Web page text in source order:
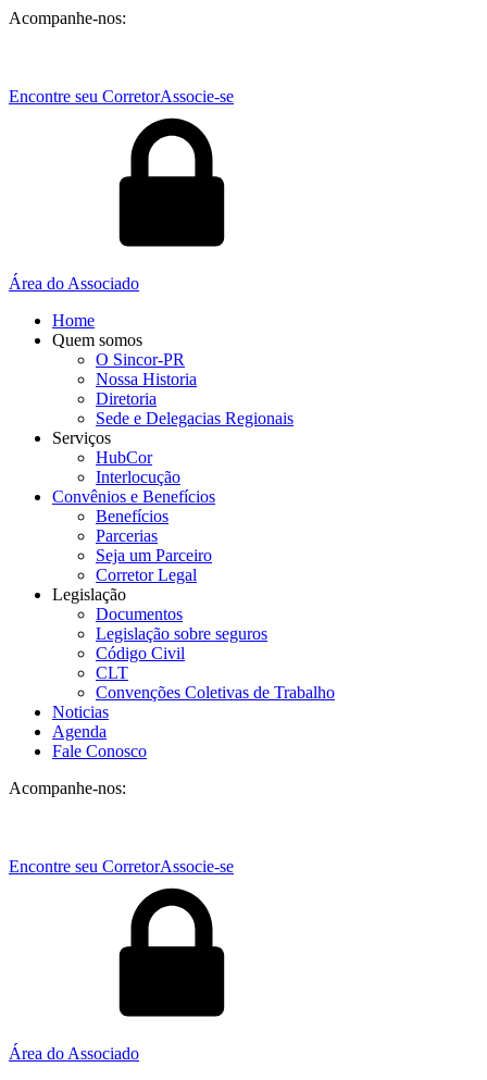
Acompanhe-nos:
Encontre seu CorretorAssocie-se
Área do Associado
Home
Quem somos
O Sincor-PR
Nossa Historia
Diretoria
Sede e Delegacias Regionais
Serviços
HubCor
Interlocução
Convênios e Benefícios
Benefícios
Parcerias
Seja um Parceiro
Corretor Legal
Legislação
Documentos
Legislação sobre seguros
Código Civil
CLT
Convenções Coletivas de Trabalho
Noticias
Agenda
Fale Conosco
Acompanhe-nos:
Encontre seu CorretorAssocie-se
Área do Associado